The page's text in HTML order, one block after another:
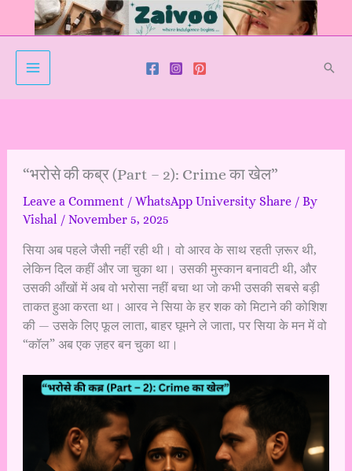
“भरोसे की कब्र (Part – 2): Crime का खेल”
Leave a Comment / WhatsApp University Share/ By
Vishal / November 5, 2025
सिया अब पहले जैसी नहीं रही थी। वो आरव के साथ रहती ज़रूर थी,
लेकिन दिल कहीं और जा चुका था। उसकी मुस्कान बनावटी थी, और
उसकी आँखों में अब वो भरोसा नहीं बचा था जो कभी उसकी सबसे बड़ी
ताकत हुआ करता था। आरव ने सिया के हर शक को मिटाने की कोशिश
की — उसके लिए फूल लाता, बाहर घूमने ले जाता, पर सिया के मन में वो
“कॉल” अब एक ज़हर बन चुका था।